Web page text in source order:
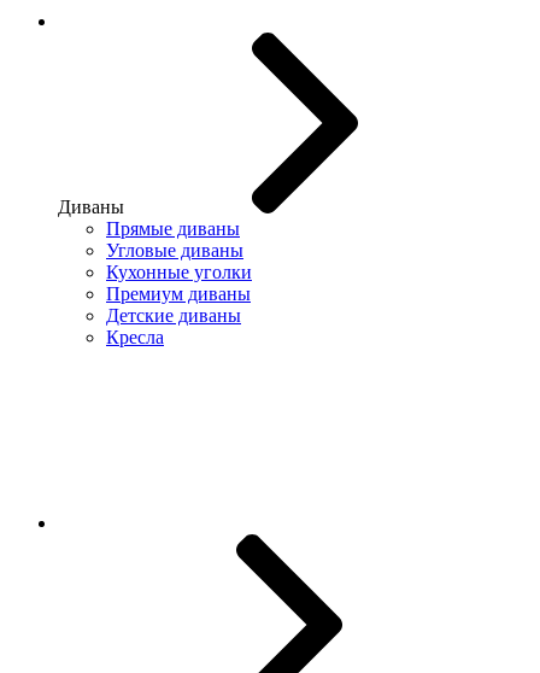
Диваны
Прямые диваны
Угловые диваны
Кухонные уголки
Премиум диваны
Детские диваны
Кресла